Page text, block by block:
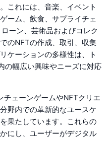
これには、音楽、イベント
ーム、飲食、サプライチェ
ーン、芸術品およびコレク
のNFTの作成、取引、収集
ケーションの多様性は、ト
の幅広い興味やニーズに対応
ェーンゲームやNFTクリエ
野内での革新的なユースケ
果たしています。これらの
にし、ユーザーがデジタル